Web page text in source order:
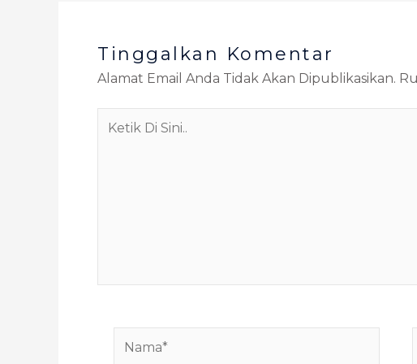
Tinggalkan Komentar
Alamat Email Anda Tidak Akan Dipublikasikan.